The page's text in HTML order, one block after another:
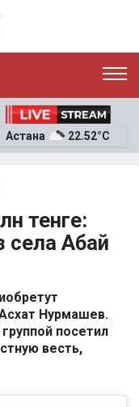
Астана 22.52°C
тенге:
села Абай
Нурмашев.
посетил
весть,